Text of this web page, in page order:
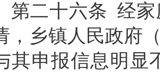
第二十六条 经
，乡镇人民政府
其申报信息明显